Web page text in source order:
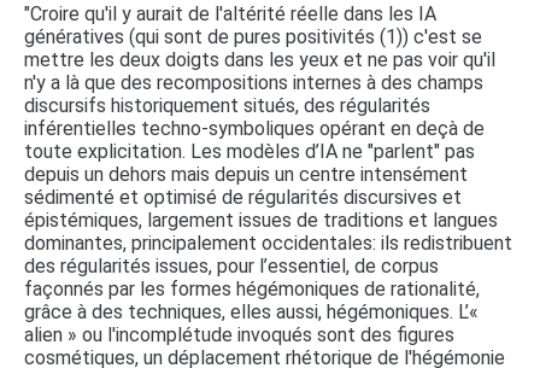
"Croire qu'il y aurait de l'altérité réelle dans les IA
génératives (qui sont de pures positivités (1)) c'est se
mettre les deux doigts dans les yeux et ne pas voir qu'il
n'y a là que des recompositions internes à des champs
discursifs historiquement situés, des régularités
inférentielles techno-symboliques opérant en deçà de
toute explicitation. Les modèles d’IA ne "parlent" pas
depuis un dehors mais depuis un centre intensément
sédimenté et optimisé de régularités discursives et
épistémiques, largement issues de traditions et langues
dominantes, principalement occidentales: ils redistribuent
des régularités issues, pour l’essentiel, de corpus
façonnés par les formes hégémoniques de rationalité,
grâce à des techniques, elles aussi, hégémoniques. L’«
alien » ou l'incomplétude invoqués sont des figures
cosmétiques, un déplacement rhétorique de l'hégémonie